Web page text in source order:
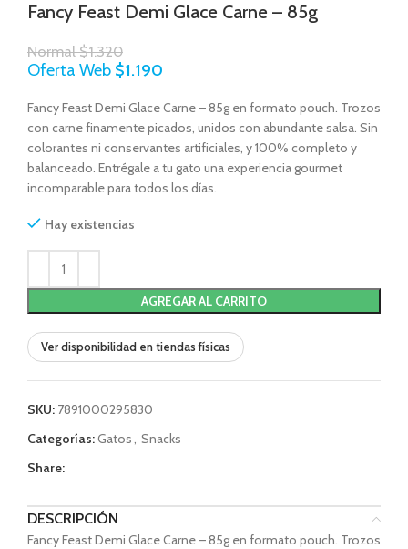
Fancy Feast Demi Glace Carne – 85g
Normal$1.320
Oferta Web $1.190
Fancy Feast Demi Glace Carne – 85g en formato pouch. Trozos
con carne finamente picados, unidos con abundante salsa. Sin
colorantes ni conservantes artificiales, y 100% completo y
balanceado. Entrégale a tu gato una experiencia gourmet
incomparable para todos los días.
Hay existencias
AGREGAR AL CARRITO
Ver disponibilidad en tiendas físicas
SKU: 7891000295830
Categorías:Gatos, Snacks
Share:
DESCRIPCIÓN
Fancy Feast Demi Glace Carne – 85g en formato pouch. Trozos